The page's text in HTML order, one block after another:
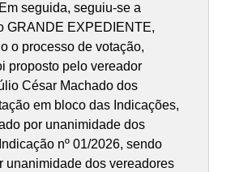
seguida, seguiu-se a
GRANDE EXPEDIENTE,
o processo de votação,
proposto pelo vereador
César Machado dos
em bloco das Indicações,
por unanimidade dos
nº 01/2026, sendo
unanimidade dos vereadores